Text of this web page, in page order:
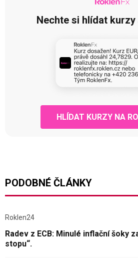
Nechte si hlídat kurzy
HLÍDAT KURZY NA
PODOBNÉ ČLÁNKY
Roklen24
Radev z ECB: Minulé inflační šoky
stopu“.